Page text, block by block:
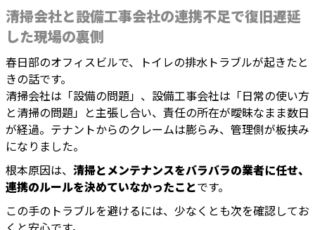
清掃会社と設備工事会社の連携不足で復旧遅延
した現場の裏側
春日部のオフィスビルで、トイレの排水トラブルが起きたと
きの話です。
清掃会社は「設備の問題」、設備工事会社は「日常の使い方
と清掃の問題」と主張し合い、責任の所在が曖昧なまま数日
が経過。テナントからのクレームは膨らみ、管理側が板挟み
になりました。
根本原因は、 清掃とメンテナンスをバラバラの業者に任せ、
連携のルールを決めていなかったことです。
この手のトラブルを避けるには、少なくとも次を確認してお